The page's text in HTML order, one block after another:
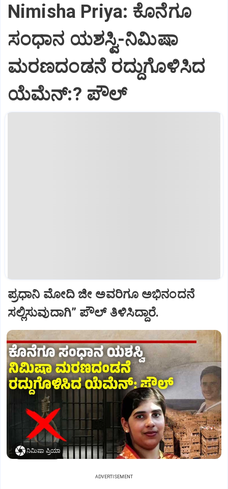
Nimisha Priya: ಕೊನೆಗೂ
ಸಂಧಾನ ಯಶಸ್ವಿ-ನಿಮಿಷಾ
ಮರಣದಂಡನೆ ರದ್ದುಗೊಳಿಸಿದ
ಯೆಮೆನ್:? ಪೌಲ್
ಪ್ರಧಾನಿ ಮೋದಿ ಜೀ ಅವರಿಗೂ ಅಭಿನಂದನೆ
ಸಲ್ಲಿಸುವುದಾಗಿ” ಪೌಲ್‌ ತಿಳಿಸಿದ್ದಾರೆ.
ನಿಮಿಷಾ ಪ್ರಿಯಾ
ADVERTISEMENT